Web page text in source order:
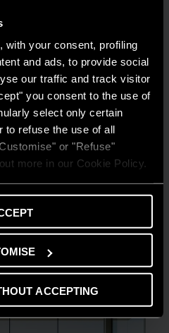
with your consent, profiling
and ads, to provide social
our traffic and track visitor
you consent to the use of
select only certain
to refuse the use of all
or "Refuse"
more in our Cookie Policy.
ACCEPTING
DI PIÙ